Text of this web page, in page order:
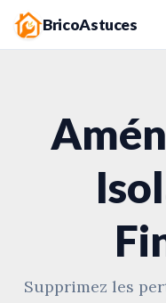
BricoAstuces
Supprimez les